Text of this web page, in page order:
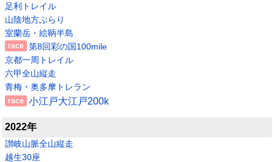
足利トレイル
山陰地方ぶらり
室蘭岳・絵鞆半島
第8回彩の国100mile
京都一周トレイル
六甲全山縦走
青梅・奥多摩トレラン
小江戸大江戸200k
2022年
讃岐山脈全山縦走
越生30座